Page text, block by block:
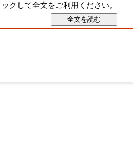
クして全文をご利用ください。